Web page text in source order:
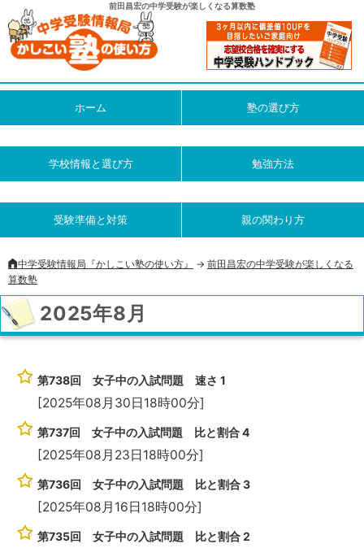
前田昌宏の中学受験が楽しくなる算数塾
ホーム 塾の選び方
学校情報と選び方 勉強方法
受験準備と対策 親の関わり方
中学受験情報局『かしこい塾の使い方』 -> 前田昌宏の中学受験が楽しくなる
算数塾
2025年8月
第738回 女子中の入試問題 速さ 1
[2025年08月30日18時00分]
第737回 女子中の入試問題 比と割合 4
[2025年08月23日18時00分]
第736回 女子中の入試問題 比と割合 3
[2025年08月16日18時00分]
第735回 女子中の入試問題 比と割合 2